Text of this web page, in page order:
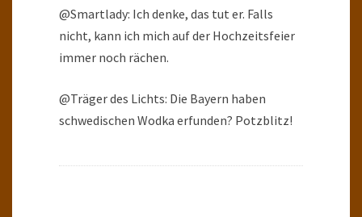
@Smartlady: Ich denke, das tut er. Falls
nicht, kann ich mich auf der Hochzeitsfeier
immer noch rächen.
@Träger des Lichts: Die Bayern haben
schwedischen Wodka erfunden? Potzblitz!